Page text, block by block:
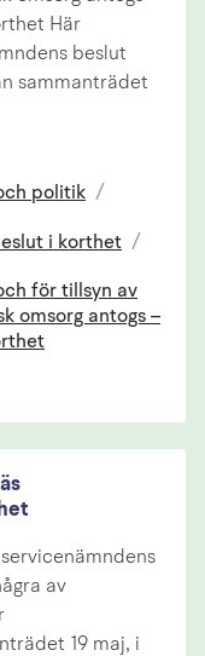
Här
beslut
sammanträdet
politik /
i korthet /
för tillsyn av
omsorg antogs –
av
19 maj, i